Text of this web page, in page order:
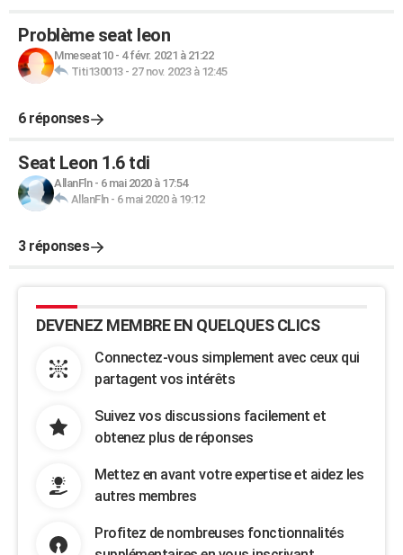
Problème seat leon
Mmeseat10- 4 févr. 2021 à 21:22
Titi130013- 27 nov. 2023 à 12:45
6 réponses
Seat Leon 1.6 tdi
AllanFln- 6 mai 2020 à 17:54
AllanFln- 6 mai 2020 à 19:12
3 réponses
DEVENEZ MEMBRE EN QUELQUES CLICS
Connectez-vous simplement avec ceux qui
partagent vos intérêts
Suivez vos discussions facilement et
obtenez plus de réponses
Mettez en avant votre expertise et aidez les
autres membres
Profitez de nombreuses fonctionnalités